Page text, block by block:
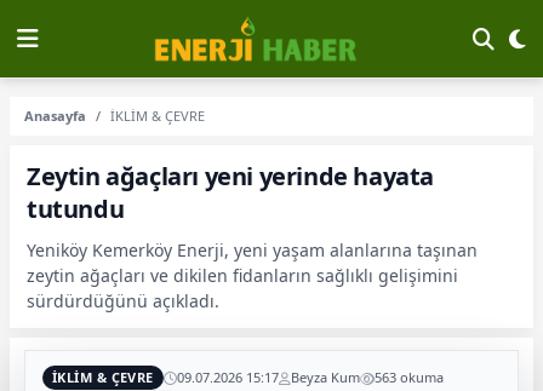
Anasayfa İKLİM & ÇEVRE
Zeytin ağaçları yeni yerinde hayata
tutundu
Yeniköy Kemerköy Enerji, yeni yaşam alanlarına taşınan
zeytin ağaçları ve dikilen fidanların sağlıklı gelişimini
sürdürdüğünü açıkladı.
İKLİM & ÇEVRE 09.07.2026 15:17 Beyza Kum 563 okuma